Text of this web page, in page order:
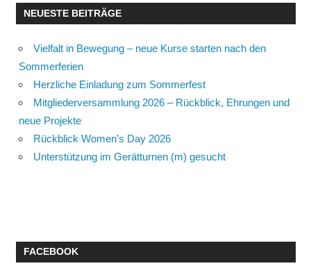
NEUESTE BEITRÄGE
Vielfalt in Bewegung – neue Kurse starten nach den
Sommerferien
Herzliche Einladung zum Sommerfest
Mitgliederversammlung 2026 – Rückblick, Ehrungen und
neue Projekte
Rückblick Women’s Day 2026
Unterstützung im Gerätturnen (m) gesucht
FACEBOOK